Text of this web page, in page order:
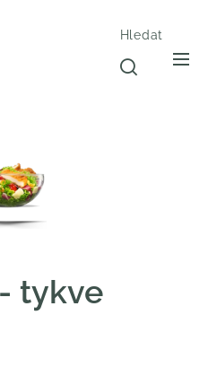
Hledat
tykve